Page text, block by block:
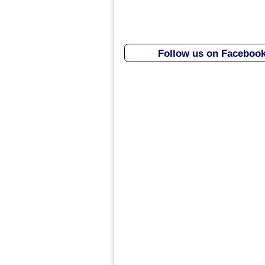
Follow us on